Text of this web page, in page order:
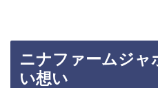
ニナファームジャ
い想い